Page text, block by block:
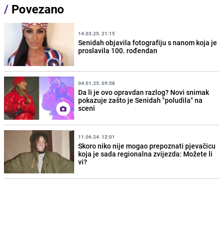
/ Povezano
14.03.25. 21:15
Senidah objavila fotografiju s nanom koja je
proslavila 100. rođendan
04.01.25. 09:58
Da li je ovo opravdan razlog? Novi snimak
pokazuje zašto je Senidah "poludila" na
sceni
11.06.24. 12:01
Skoro niko nije mogao prepoznati pjevačicu
koja je sada regionalna zvijezda: Možete li
vi?